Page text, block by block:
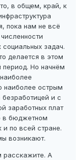
в общем, край, к
пока нам не всё
задач.
делается в этом
период. Но начнём
наиболее острым
и с
заработных плат
в бюджетном
и по всей стране.
возникают.
расскажите. А